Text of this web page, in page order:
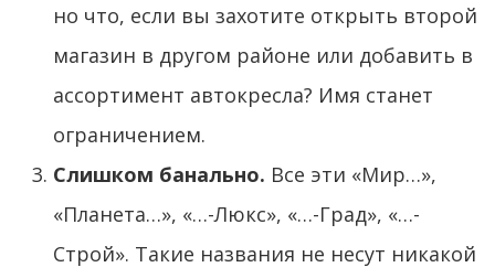
но что, если вы захотите открыть второй
магазин в другом районе или добавить в
ассортимент автокресла? Имя станет
ограничением.
Слишком банально. Все эти «Мир…»,
«Планета…», «…-Люкс», «…-Град», «…-
Строй». Такие названия не несут никакой